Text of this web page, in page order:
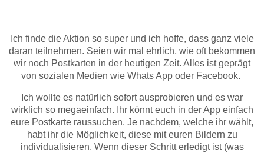
Ich finde die Aktion so super und ich hoffe, dass ganz viele
daran teilnehmen. Seien wir mal ehrlich, wie oft bekommen
wir noch Postkarten in der heutigen Zeit. Alles ist geprägt
von sozialen Medien wie Whats App oder Facebook.
Ich wollte es natürlich sofort ausprobieren und es war
wirklich so megaeinfach. Ihr könnt euch in der App einfach
eure Postkarte raussuchen. Je nachdem, welche ihr wählt,
habt ihr die Möglichkeit, diese mit euren Bildern zu
individualisieren. Wenn dieser Schritt erledigt ist (was